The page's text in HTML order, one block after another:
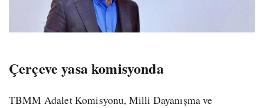
Çerçeve yasa komisyonda
TBMM Adalet Komisyonu, Milli Dayanışma ve